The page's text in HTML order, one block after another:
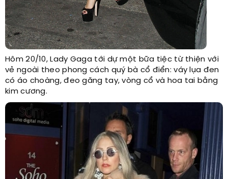
Hôm 20/10, Lady Gaga tới dự một bữa tiệc từ thiện với
vẻ ngoài theo phong cách quý bà cổ điển: váy lụa đen
có áo choàng, đeo găng tay, vòng cổ và hoa tai bằng
kim cương.